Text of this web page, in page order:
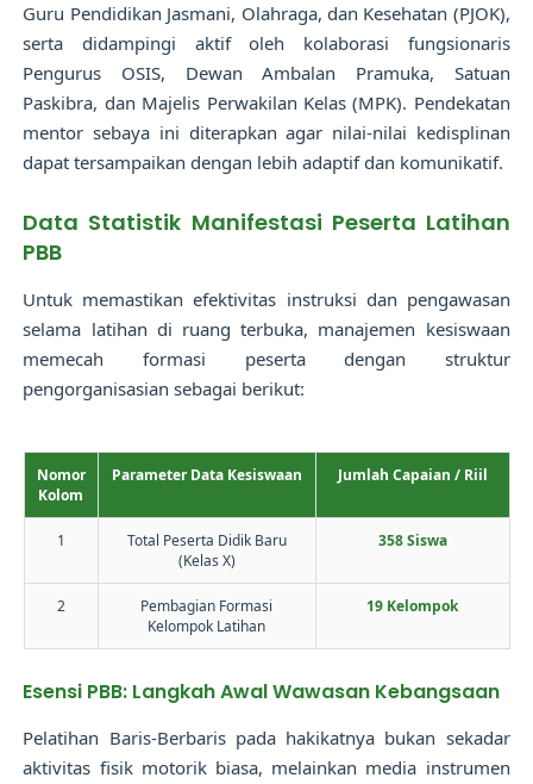
Guru Pendidikan Jasmani, Olahraga, dan Kesehatan (PJOK),
serta didampingi aktif oleh kolaborasi fungsionaris
Pengurus OSIS, Dewan Ambalan Pramuka, Satuan
Paskibra, dan Majelis Perwakilan Kelas (MPK). Pendekatan
mentor sebaya ini diterapkan agar nilai-nilai kedisplinan
dapat tersampaikan dengan lebih adaptif dan komunikatif.
Data Statistik Manifestasi Peserta Latihan
PBB
Untuk memastikan efektivitas instruksi dan pengawasan
selama latihan di ruang terbuka, manajemen kesiswaan
memecah formasi peserta dengan struktur
pengorganisasian sebagai berikut:
Nomor
Kolom
Parameter Data Kesiswaan Jumlah Capaian / Riil
1
Total Peserta Didik Baru
(Kelas X)
358 Siswa
2
Pembagian Formasi
Kelompok Latihan
19 Kelompok
Esensi PBB: Langkah Awal Wawasan Kebangsaan
Pelatihan Baris-Berbaris pada hakikatnya bukan sekadar
aktivitas fisik motorik biasa, melainkan media instrumen